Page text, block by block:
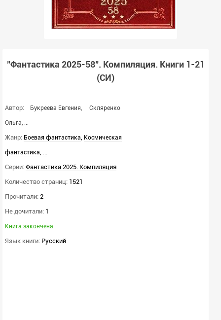
"Фантастика 2025-58". Компиляция. Книги 1-21
(СИ)
Автор: Букреева Евгения, Скляренко
Ольга, ...
Жанр: Боевая фантастика, Космическая
фантастика, ...
Серии: Фантастика 2025. Компиляция
Количество страниц: 1521
Прочитали: 2
Не дочитали: 1
Книга закончена
Язык книги: Русский